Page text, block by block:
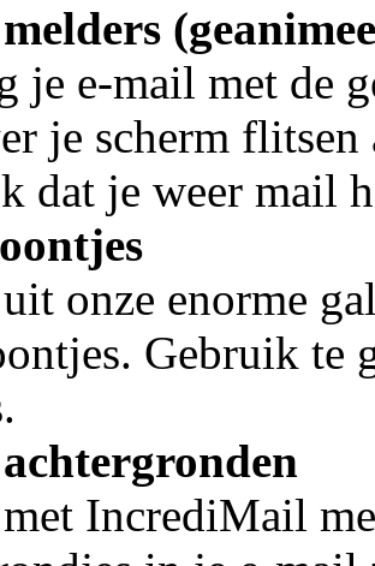
je e-mail met de
je scherm
dat je weer mail
onze enorme
Gebruik te
IncrediMail